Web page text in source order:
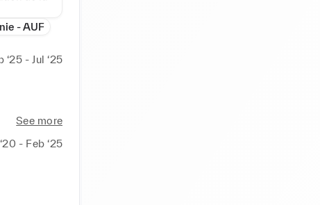
créative
mêlant
- AUF
‘25 - Jul ‘25
Week) :
du
See more
- Feb ‘25